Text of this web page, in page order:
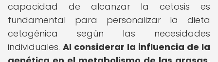
capacidad de alcanzar la cetosis es
fundamental para personalizar la dieta
cetogénica según las necesidades
individuales. Al considerar la influencia de la